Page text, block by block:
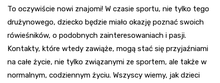
To oczywiście nowi znajomi! W czasie sportu, nie tylko tego
drużynowego, dziecko będzie miało okazję poznać swoich
rówieśników, o podobnych zainteresowaniach i pasji.
Kontakty, które wtedy zawiąże, mogą stać się przyjaźniami
na całe życie, nie tylko związanymi ze sportem, ale także w
normalnym, codziennym życiu. Wszyscy wiemy, jak dzieci